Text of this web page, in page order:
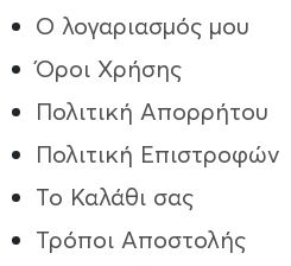
Ο λογαριασμός μου
Όροι Χρήσης
Πολιτική Απορρήτου
Πολιτική Επιστροφών
Το Καλάθι σας
Τρόποι Aποστολής